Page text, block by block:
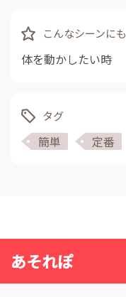
こんなシーンにも
体を動かしたい時
タグ
簡単 定番
あそれぽ